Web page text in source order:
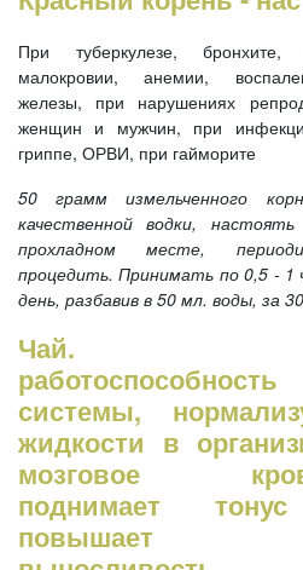
При туберкулезе, бронхите,
малокровии, анемии,
железы, при нарушениях
женщин и мужчин, при
гриппе, ОРВИ, при гайморите
50 грамм измельченного
качественной водки,
прохладном месте,
процедить. Принимать по 0,5 - 1
день, разбавив в 50 мл. воды, за
Чай.
системы,
жидкости в
мозговое
поднимает
повышает